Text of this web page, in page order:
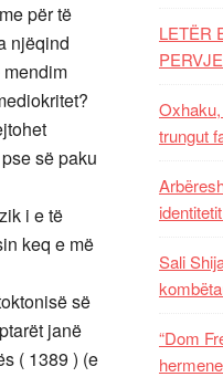
për të
njëqind
së paku
i e të
keq e më
së
janë
( 1389 ) (e
LETËR
trungut
Sali
“Dom